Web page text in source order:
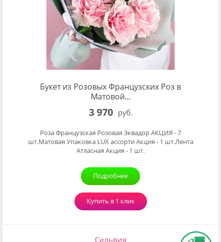
Букет из Розовых Французских Роз в
Матовой...
3 970 руб.
Роза Французская Розовая Эквадор АКЦИЯ - 7
шт.Матовая Упаковка LUX ассорти Акция - 1 шт.Лента
Атласная Акция - 1 шт.
Подробнее
Купить в 1 клик
Сильвия